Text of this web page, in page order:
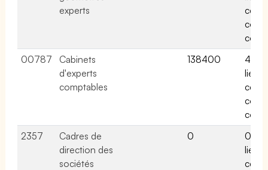
experts
cette
00787
Cabinets
d'experts
comptables
138400
4
liées
cette
2357
Cadres de
direction des
sociétés
0
0
liées
cette